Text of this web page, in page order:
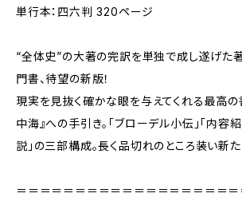
単行本：四六判 320ページ
“全体史”の大著の完訳を単独で成し遂げた
門書、待望の新版！
現実を見抜く確かな眼を与えてくれる最高の
中海』への手引き。「ブローデル小伝」「内容
説」の三部構成。長く品切れのところ装い新た
＝＝＝＝＝＝＝＝＝＝＝＝＝＝＝＝＝＝＝